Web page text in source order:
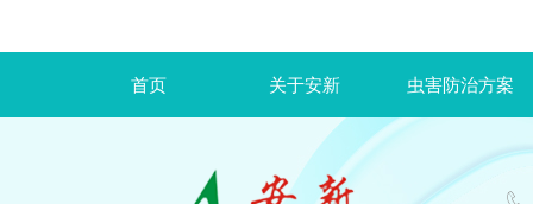
首页 关于安新 虫害防治方案